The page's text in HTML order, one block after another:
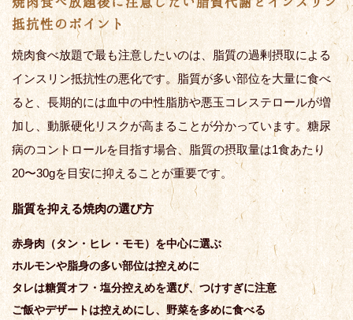
抵抗性のポイント
焼肉食べ放題で最も注意したいのは、脂質の過剰摂取による
インスリン抵抗性の悪化です。脂質が多い部位を大量に食べ
ると、長期的には血中の中性脂肪や悪玉コレステロールが増
加し、動脈硬化リスクが高まることが分かっています。糖尿
病のコントロールを目指す場合、脂質の摂取量は1食あたり
20〜30gを目安に抑えることが重要です。
脂質を抑える焼肉の選び方
赤身肉（タン・ヒレ・モモ）を中心に選ぶ
ホルモンや脂身の多い部位は控えめに
タレは糖質オフ・塩分控えめを選び、つけすぎに注意
ご飯やデザートは控えめにし、野菜を多めに食べる